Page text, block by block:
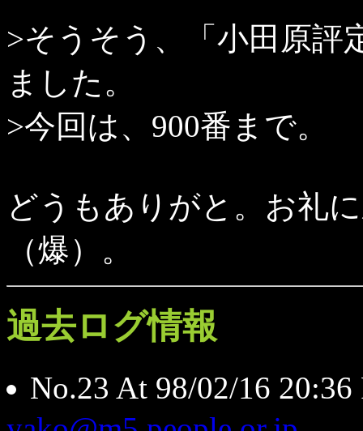
>そうそう、「小田原評
ました。
>今回は、900番まで。
どうもありがと。お礼
（爆）。
過去ログ情報
No.23 At 98/02/16